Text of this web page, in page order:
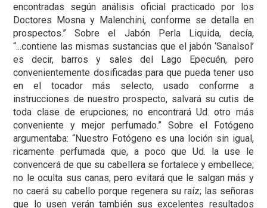
encontradas según análisis oficial practicado por los
Doctores Mosna y Malenchini, conforme se detalla en
prospectos.” Sobre el Jabón Perla Liquida, decía,
“...contiene las mismas sustancias que el jabón ‘Sanalsol’
es decir, barros y sales del Lago Epecuén, pero
convenientemente dosificadas para que pueda tener uso
en el tocador más selecto, usado conforme a
instrucciones de nuestro prospecto, salvará su cutis de
toda clase de erupciones; no encontrará Ud. otro más
conveniente y mejor perfumado.” Sobre el Fotógeno
argumentaba: “Nuestro Fotógeno es una loción sin igual,
ricamente perfumada que, a poco que Ud. la use le
convencerá de que su cabellera se fortalece y embellece;
no le oculta sus canas, pero evitará que le salgan más y
no caerá su cabello porque regenera su raíz; las señoras
que lo usen verán también sus excelentes resultados